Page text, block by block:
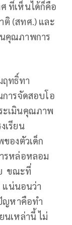
ที่เห็นได้ก็คือ
ติ (สทศ.) และ
คุณภาพการ
ฤทธิ์ทา
ารจัดสอบโอ
ะเมินคุณภาพ
เรียน
องตัวเด็ก
รหล่อหลอม
ขณะที่
แน่นอนว่า
ญหาคือทำ
นเหล่านี้ ไม่